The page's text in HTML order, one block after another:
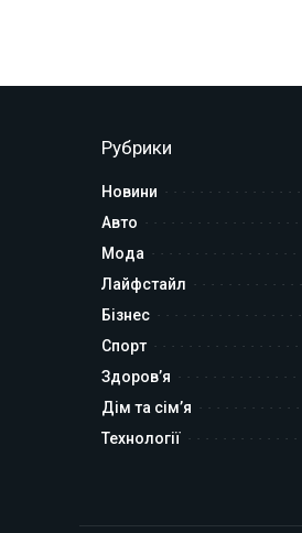
Рубрики
Новини
Авто
Мода
Лайфстайл
Бізнес
Спорт
Здоров’я
Дім та сім’я
Технології